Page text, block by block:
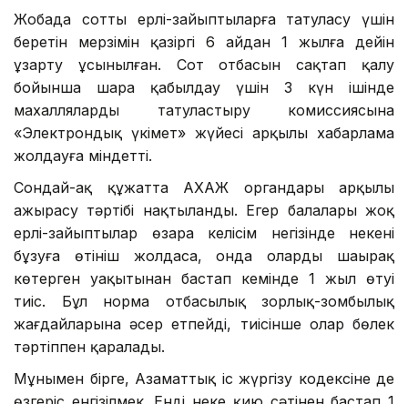
Жобада соттың ерлі-зайыптыларға татуласу үшін
беретін мерзімін қазіргі 6 айдан 1 жылға дейін
ұзарту ұсынылған. Сот отбасын сақтап қалу
бойынша шара қабылдау үшін 3 күн ішінде
махаллялардың татуластыру комиссиясына
«Электрондық үкімет» жүйесі арқылы хабарлама
жолдауға міндетті.
Сондай-ақ құжатта АХАЖ органдары арқылы
ажырасу тәртібі нақтыланды. Егер балалары жоқ
ерлі-зайыптылар өзара келісім негізінде некені
бұзуға өтініш жолдаса, онда олардың шаңырақ
көтерген уақытынан бастап кемінде 1 жыл өтуі
тиіс. Бұл норма отбасылық зорлық-зомбылық
жағдайларына әсер етпейді, тиісінше олар бөлек
тәртіппен қаралады.
Мұнымен бірге, Азаматтық іс жүргізу кодексіне де